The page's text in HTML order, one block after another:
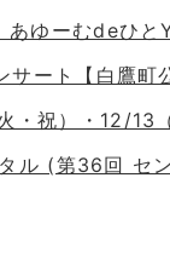
ゆーむdeひと
ート【白鷹町
・祝）・12/
(第36回 セ